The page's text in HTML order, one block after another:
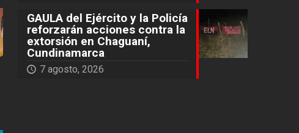
GAULA del Ejército y la Policía
reforzarán acciones contra la
extorsión en Chaguaní,
Cundinamarca
7 agosto, 2026